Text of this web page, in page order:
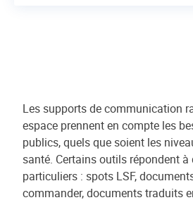
Les supports de communication
espace prennent en compte les
publics, quels que soient les
santé. Certains outils répondent à
particuliers : spots LSF,
commander, documents traduits